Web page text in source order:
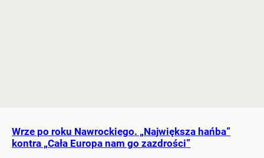
Wrze po roku Nawrockiego. „Największa hańba”
kontra „Cała Europa nam go zazdrości”